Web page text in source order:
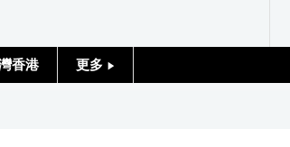
香港 更多